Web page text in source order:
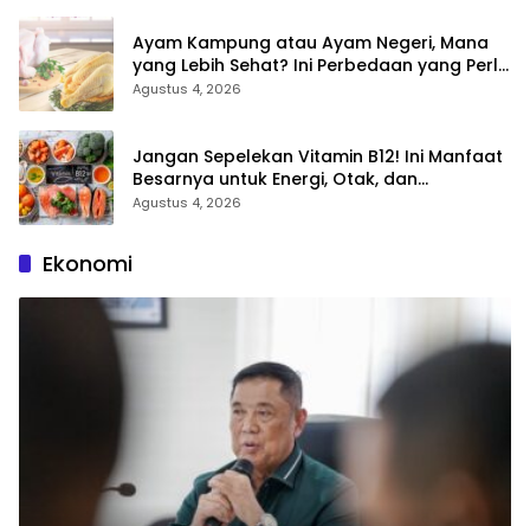
Ayam Kampung atau Ayam Negeri, Mana
yang Lebih Sehat? Ini Perbedaan yang Perlu
Anda Ketahui
Agustus 4, 2026
Jangan Sepelekan Vitamin B12! Ini Manfaat
Besarnya untuk Energi, Otak, dan
Pembentukan Sel Darah
Agustus 4, 2026
Ekonomi